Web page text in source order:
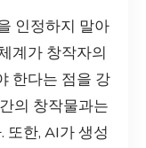
인정하지 말아
계가 창작자의
한다는 점을 강
의 창작물과는
또한, AI가 생성